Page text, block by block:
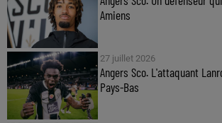
Amiens
27 juillet 2026
Angers Sco. L'attaquant
Pays-Bas